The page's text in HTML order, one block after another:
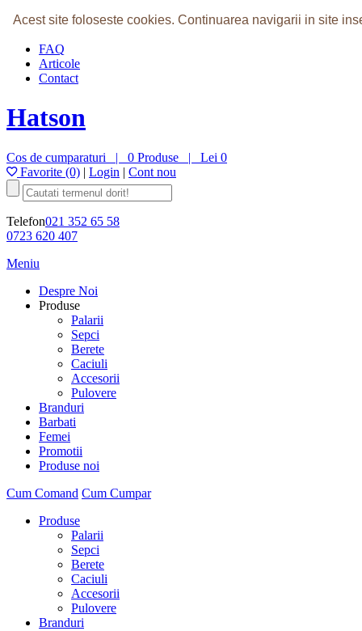
Acest site foloseste cookies. Continuarea navigarii in site
Home
FAQ
Articole
Contact
Hatson
Cos de cumparaturi | 0 Produse | Lei 0
Favorite (0) | Login | Cont nou
Telefon021 352 65 58
0723 620 407
Meniu
Despre Noi
Produse
Palarii
Sepci
Berete
Caciuli
Accesorii
Pulovere
Branduri
Barbati
Femei
Promotii
Produse noi
Cum Comand Cum Cumpar
Produse
Palarii
Sepci
Berete
Caciuli
Accesorii
Pulovere
Branduri